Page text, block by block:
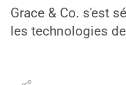
Grace & Co. s'est
les technologies